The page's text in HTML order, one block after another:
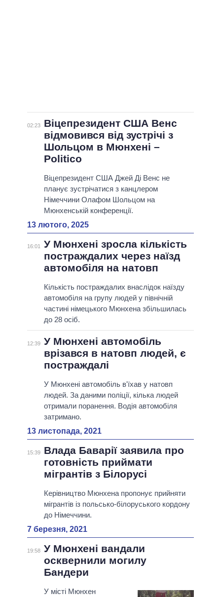
02:23
Віцепрезидент США Венс
відмовився від зустрічі з
Шольцом в Мюнхені –
Politico
Віцепрезидент США Джей Ді Венс не
планує зустрічатися з канцлером
Німеччини Олафом Шольцом на
Мюнхенській конференції.
13 лютого, 2025
16:01
У Мюнхені зросла кількість
постраждалих через наїзд
автомобіля на натовп
Кількість постраждалих внаслідок наїзду
автомобіля на групу людей у ​​північній
частині німецького Мюнхена збільшилась
до 28 осіб.
12:39 У Мюнхені автомобіль
врізався в натовп людей, є
постраждалі
У Мюнхені автомобіль в'їхав у натовп
людей. За даними поліції, кілька людей
отримали поранення. Водія автомобіля
затримано.
13 листопада, 2021
15:39
Влада Баварії заявила про
готовність приймати
мігрантів з Білорусі
Керівництво Мюнхена пропонує прийняти
мігрантів із польсько-білоруського кордону
до Німеччини.
7 березня, 2021
19:58 У Мюнхені вандали
осквернили могилу
Бандери
У місті Мюнхен